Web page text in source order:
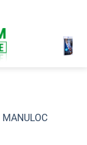
MANULOC